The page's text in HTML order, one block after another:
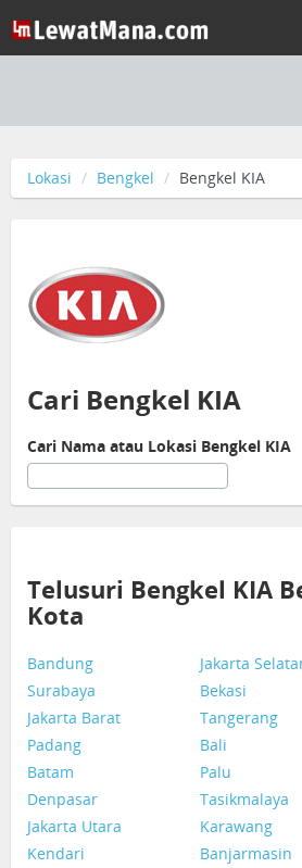
Lokasi Bengkel Bengkel KIA
Cari Bengkel KIA
Cari Nama atau Lokasi Bengkel KIA
Telusuri Bengkel KIA
Kota
Bandung
Jakarta
Surabaya
Bekasi
Jakarta Barat
Tangerang
Padang
Bali
Batam
Palu
Denpasar
Tasikmalaya
Jakarta Utara
Karawang
Kendari
Banjarmasin